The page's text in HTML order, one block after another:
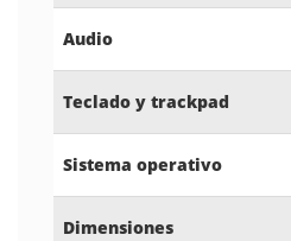
Audio
Teclado y trackpad
Sistema operativo
Dimensiones